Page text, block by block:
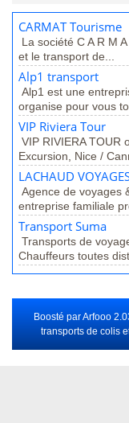
CARMAT Tourisme
La société C A R M
et le transport de...
Alp1 transport
Alp1 est une
organise pour vous
VIP Riviera Tour
VIP RIVIERA TOUR
Excursion, Nice /
LACHAUD
Agence de voyages
entreprise familiale
Transport Suma
Transports de
Chauffeurs toutes
Boosté par Arfooo
transports de colis